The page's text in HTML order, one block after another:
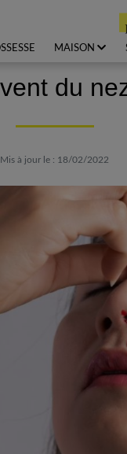
MAISON
du
Mis à jour le : 18/02/2022